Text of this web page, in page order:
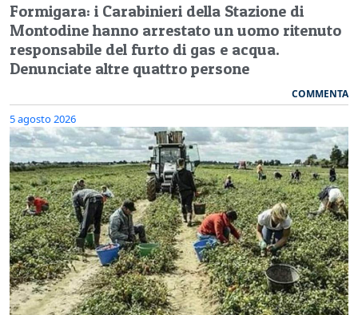
Formigara: i Carabinieri della Stazione di
Montodine hanno arrestato un uomo ritenuto
responsabile del furto di gas e acqua.
Denunciate altre quattro persone
COMMENTA
5 agosto 2026